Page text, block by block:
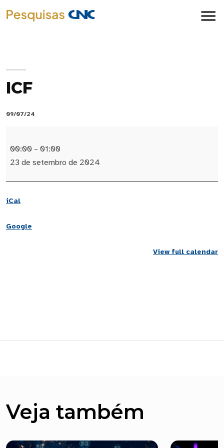
ICF
09/07/24
00:00 – 01:00
23 de setembro de 2024
iCal
Google
View full calendar
Veja também